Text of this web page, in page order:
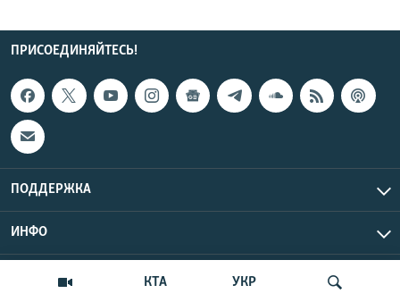
КТА УКР
ПРИСОЕДИНЯЙТЕСЬ!
ПОДДЕРЖКА
ИНФО
Copyright Крым.Реалии, 2026 | Все права защищены.
UTC+3